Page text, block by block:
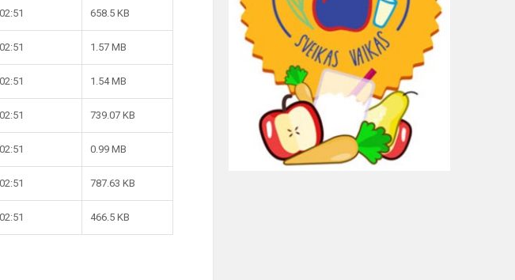
658.5 KB
1.57 MB
1.54 MB
739.07 KB
0.99 MB
787.63 KB
466.5 KB